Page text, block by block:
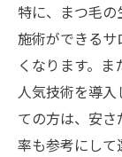
特に、まつ毛
施術ができる
くなります。
人気技術を導
ての方は、安
率も参考にして